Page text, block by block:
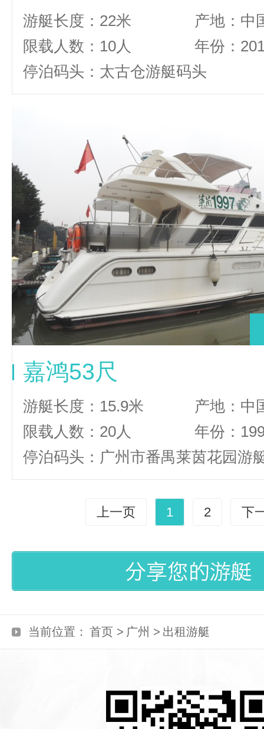
游艇长度：22米
产地：中
限载人数：10人
年份：
停泊码头：太古仓游艇码头
嘉鸿53尺
游艇长度：15.9米
产地：中
限载人数：20人
年份：
停泊码头：广州市番禺莱茵花园游
上一页 1 2 下
当前位置： 首页 > 广州 > 出租游艇